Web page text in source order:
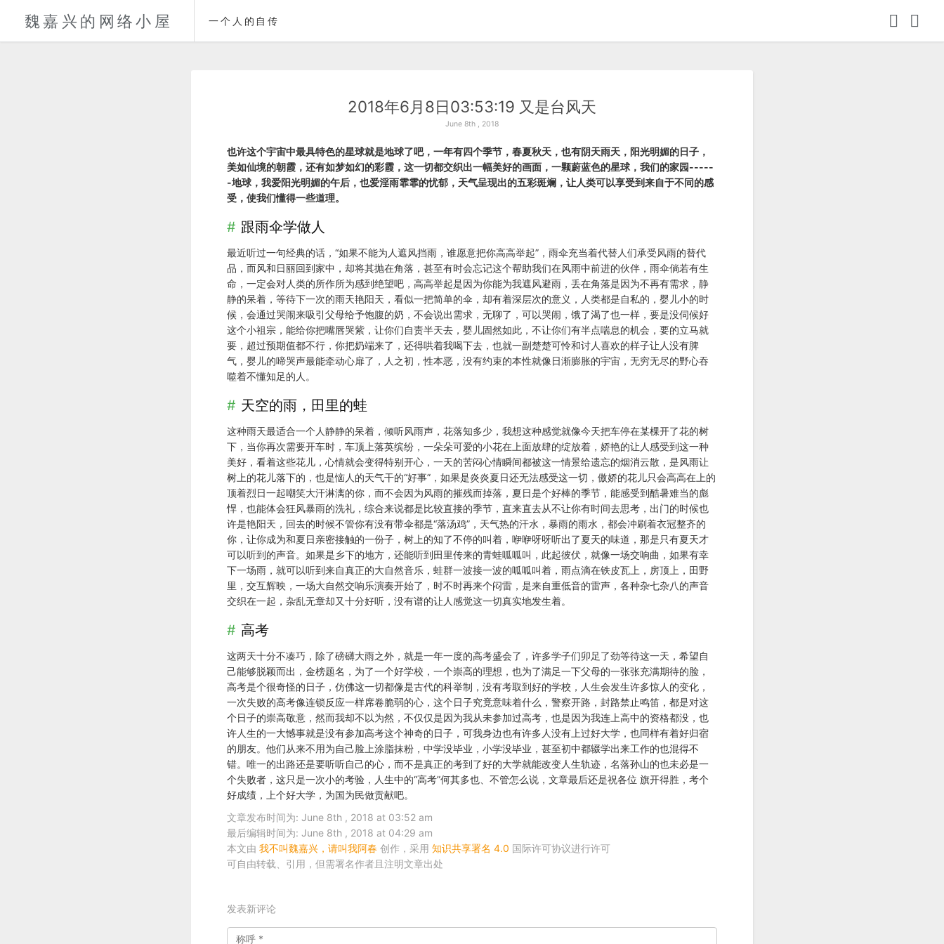
魏嘉兴的网络小屋 一个人的自传
2018年6月8日03:53:19 又是台风天
June 8th , 2018
也许这个宇宙中最具特色的星球就是地球了吧，一年有四个季节，春夏秋天，也有阴天雨天，阳光明媚的日子，
美如仙境的朝霞，还有如梦如幻的彩霞，这一切都交织出一幅美好的画面，一颗蔚蓝色的星球，我们的家园-----
-地球，我爱阳光明媚的午后，也爱淫雨霏霏的忧郁，天气呈现出的五彩斑斓，让人类可以享受到来自于不同的感
受，使我们懂得一些道理。
跟雨伞学做人
最近听过一句经典的话，“如果不能为人遮风挡雨，谁愿意把你高高举起”，雨伞充当着代替人们承受风雨的替代
品，而风和日丽回到家中，却将其抛在角落，甚至有时会忘记这个帮助我们在风雨中前进的伙伴，雨伞倘若有生
命，一定会对人类的所作所为感到绝望吧，高高举起是因为你能为我遮风避雨，丢在角落是因为不再有需求，静
静的呆着，等待下一次的雨天艳阳天，看似一把简单的伞，却有着深层次的意义，人类都是自私的，婴儿小的时
候，会通过哭闹来吸引父母给予饱腹的奶，不会说出需求，无聊了，可以哭闹，饿了渴了也一样，要是没伺候好
这个小祖宗，能给你把嘴唇哭紫，让你们自责半天去，婴儿固然如此，不让你们有半点喘息的机会，要的立马就
要，超过预期值都不行，你把奶端来了，还得哄着我喝下去，也就一副楚楚可怜和讨人喜欢的样子让人没有脾
气，婴儿的啼哭声最能牵动心扉了，人之初，性本恶，没有约束的本性就像日渐膨胀的宇宙，无穷无尽的野心吞
噬着不懂知足的人。
天空的雨，田里的蛙
这种雨天最适合一个人静静的呆着，倾听风雨声，花落知多少，我想这种感觉就像今天把车停在某棵开了花的树
下，当你再次需要开车时，车顶上落英缤纷，一朵朵可爱的小花在上面放肆的绽放着，娇艳的让人感受到这一种
美好，看着这些花儿，心情就会变得特别开心，一天的苦闷心情瞬间都被这一情景给遗忘的烟消云散，是风雨让
树上的花儿落下的，也是恼人的天气干的“好事”，如果是炎炎夏日还无法感受这一切，傲娇的花儿只会高高在上的
顶着烈日一起嘲笑大汗淋漓的你，而不会因为风雨的摧残而掉落，夏日是个好棒的季节，能感受到酷暑难当的彪
悍，也能体会狂风暴雨的洗礼，综合来说都是比较直接的季节，直来直去从不让你有时间去思考，出门的时候也
许是艳阳天，回去的时候不管你有没有带伞都是“落汤鸡”，天气热的汗水，暴雨的雨水，都会冲刷着衣冠整齐的
你，让你成为和夏日亲密接触的一份子，树上的知了不停的叫着，咿咿呀呀听出了夏天的味道，那是只有夏天才
可以听到的声音。如果是乡下的地方，还能听到田里传来的青蛙呱呱叫，此起彼伏，就像一场交响曲，如果有幸
下一场雨，就可以听到来自真正的大自然音乐，蛙群一波接一波的呱呱叫着，雨点滴在铁皮瓦上，房顶上，田野
里，交互辉映，一场大自然交响乐演奏开始了，时不时再来个闷雷，是来自重低音的雷声，各种杂七杂八的声音
交织在一起，杂乱无章却又十分好听，没有谱的让人感觉这一切真实地发生着。
高考
这两天十分不凑巧，除了磅礴大雨之外，就是一年一度的高考盛会了，许多学子们卯足了劲等待这一天，希望自
己能够脱颖而出，金榜题名，为了一个好学校，一个崇高的理想，也为了满足一下父母的一张张充满期待的脸，
高考是个很奇怪的日子，仿佛这一切都像是古代的科举制，没有考取到好的学校，人生会发生许多惊人的变化，
一次失败的高考像连锁反应一样席卷脆弱的心，这个日子究竟意味着什么，警察开路，封路禁止鸣笛，都是对这
个日子的崇高敬意，然而我却不以为然，不仅仅是因为我从未参加过高考，也是因为我连上高中的资格都没，也
许人生的一大憾事就是没有参加高考这个神奇的日子，可我身边也有许多人没有上过好大学，也同样有着好归宿
的朋友。他们从来不用为自己脸上涂脂抹粉，中学没毕业，小学没毕业，甚至初中都辍学出来工作的也混得不
错。唯一的出路还是要听听自己的心，而不是真正的考到了好的大学就能改变人生轨迹，名落孙山的也未必是一
个失败者，这只是一次小的考验，人生中的“高考”何其多也、不管怎么说，文章最后还是祝各位 旗开得胜，考个
好成绩，上个好大学，为国为民做贡献吧。
文章发布时间为: June 8th , 2018 at 03:52 am
最后编辑时间为: June 8th , 2018 at 04:29 am
本文由 我不叫魏嘉兴，请叫我阿春 创作，采用 知识共享署名 4.0 国际许可协议进行许可
可自由转载、引用，但需署名作者且注明文章出处
发表新评论